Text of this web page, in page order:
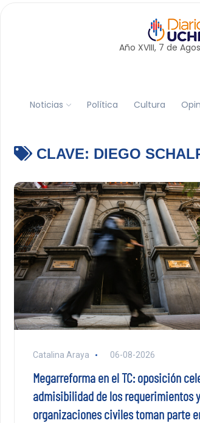
Año XVIII, 7 de
Noticias Política Cultura
CLAVE: DIEGO
Catalina Araya 06-08-2026
Megarreforma en el TC: oposición
admisibilidad de los requerimientos y
organizaciones civiles toman parte